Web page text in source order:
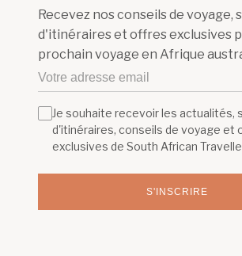
Recevez nos conseils de voyage,
d'itinéraires et offres exclusives
prochain voyage en Afrique
S'INSCRIRE
Je souhaite recevoir les actualités,
d'itinéraires, conseils de voyage et
exclusives de South African